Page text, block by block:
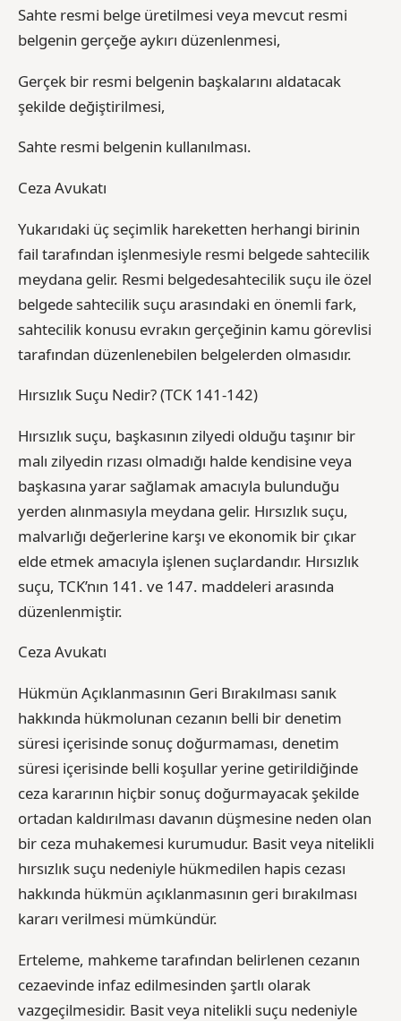
Sahte resmi belge üretilmesi veya mevcut resmi
belgenin gerçeğe aykırı düzenlenmesi,
Gerçek bir resmi belgenin başkalarını aldatacak
şekilde değiştirilmesi,
Sahte resmi belgenin kullanılması.
Ceza Avukatı
Yukarıdaki üç seçimlik hareketten herhangi birinin
fail tarafından işlenmesiyle resmi belgede sahtecilik
meydana gelir. Resmi belgedesahtecilik suçu ile özel
belgede sahtecilik suçu arasındaki en önemli fark,
sahtecilik konusu evrakın gerçeğinin kamu görevlisi
tarafından düzenlenebilen belgelerden olmasıdır.
Hırsızlık Suçu Nedir? (TCK 141-142)
Hırsızlık suçu, başkasının zilyedi olduğu taşınır bir
malı zilyedin rızası olmadığı halde kendisine veya
başkasına yarar sağlamak amacıyla bulunduğu
yerden alınmasıyla meydana gelir. Hırsızlık suçu,
malvarlığı değerlerine karşı ve ekonomik bir çıkar
elde etmek amacıyla işlenen suçlardandır. Hırsızlık
suçu, TCK’nın 141. ve 147. maddeleri arasında
düzenlenmiştir.
Ceza Avukatı
Hükmün Açıklanmasının Geri Bırakılması sanık
hakkında hükmolunan cezanın belli bir denetim
süresi içerisinde sonuç doğurmaması, denetim
süresi içerisinde belli koşullar yerine getirildiğinde
ceza kararının hiçbir sonuç doğurmayacak şekilde
ortadan kaldırılması davanın düşmesine neden olan
bir ceza muhakemesi kurumudur. Basit veya nitelikli
hırsızlık suçu nedeniyle hükmedilen hapis cezası
hakkında hükmün açıklanmasının geri bırakılması
kararı verilmesi mümkündür.
Erteleme, mahkeme tarafından belirlenen cezanın
cezaevinde infaz edilmesinden şartlı olarak
vazgeçilmesidir. Basit veya nitelikli suçu nedeniyle